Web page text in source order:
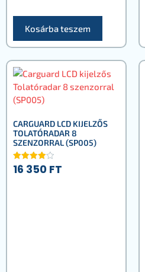
Kosárba teszem
CARGUARD LCD KIJELZŐS
TOLATÓRADAR 8
SZENZORRAL (SP005)
Értékelé
s:
16 350 FT